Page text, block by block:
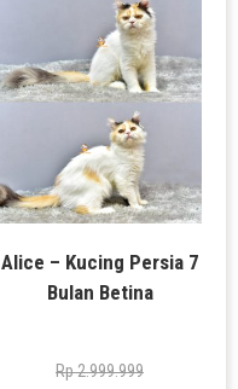
Alice – Kucing Persia 7
Bulan Betina
Rp2.999.999